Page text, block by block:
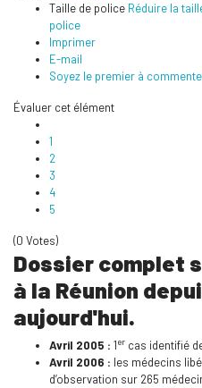
Taille de police Réduire la
police
Imprimer
E-mail
Soyez le premier à
Évaluer cet élément
1
2
3
4
5
(0 Votes)
Dossier complet
à la Réunion
aujourd'hui.
Avril 2005 : 1er cas identifié
Avril 2006 : les médecins
d’observation sur 265